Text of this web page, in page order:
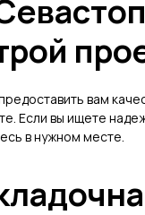
вам
Если вы ищете
в нужном месте.